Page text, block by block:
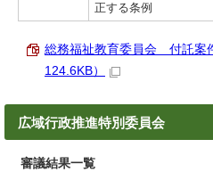
正する条例
総務福祉教育委員会 付託案
124.6KB）
広域行政推進特別委員会
審議結果一覧